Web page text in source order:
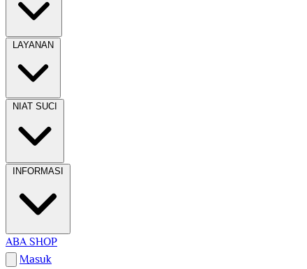
LAYANAN
NIAT SUCI
INFORMASI
ABA SHOP
Masuk